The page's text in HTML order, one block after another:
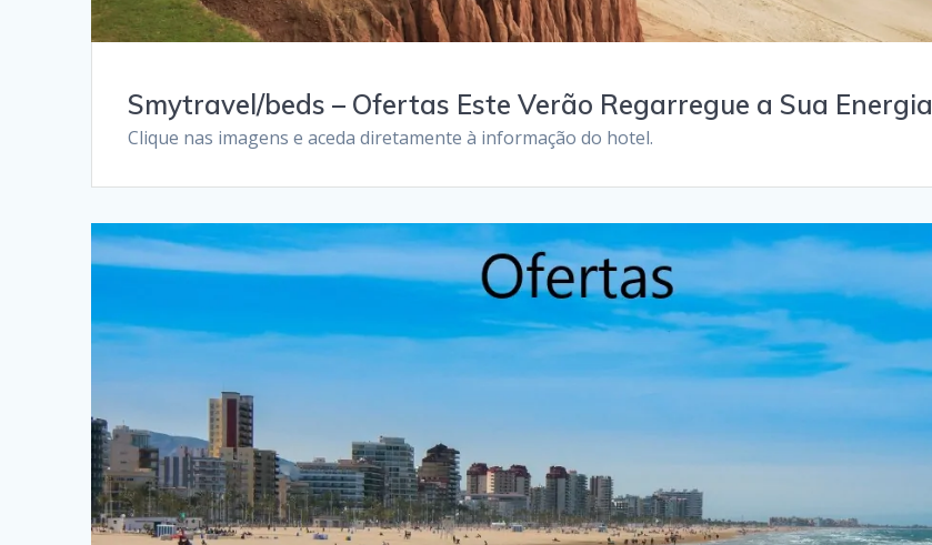
Smytravel/beds – Ofertas Este Verão Regarregue a Sua Energia
Clique nas imagens e aceda diretamente à informação do hotel.